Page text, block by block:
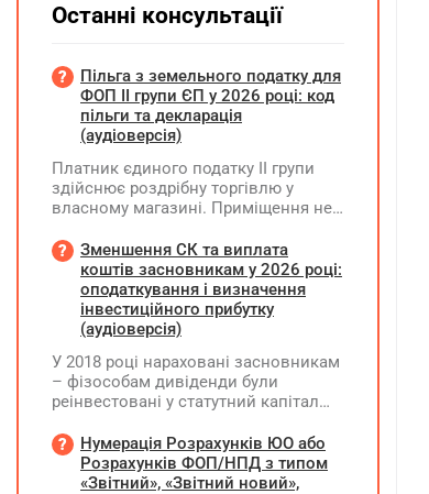
Останні консультації
Пільга з земельного податку для
ФОП ІІ групи ЄП у 2026 році: код
пільги та декларація
(аудіоверсія)
Платник єдиного податку ІІ групи
здійснює роздрібну торгівлю у
власному магазині. Приміщення не
земельну ділянку має як ФОП. Як
правильно застосувати пільгу з
земельного податку? Подано форму
№20-ОПП на магазин і землю. Чи
необхідно подавати декларацію з
пільги зазначати?
Зменшення СК та виплата
коштів засновникам у 2026 році:
оподаткування і визначення
інвестиційного прибутку
(аудіоверсія)
У 2018 році нараховані засновникам
– фізособам дивіденди були
реінвестовані у статутний капітал
ПДФО та ВЗ. Крім того, статутний
капітал збільшувався за рахунок
нерозподіленого прибутку без
Нумерація Розрахунків ЮО або
Розрахунків ФОП/НПД з типом
«Звітний», «Звітний новий»,